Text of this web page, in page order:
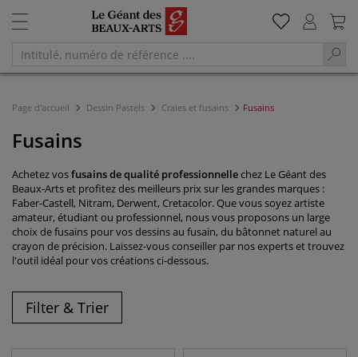
Page d'accueil Dessin Pastels Craies et fusains Fusains
Fusains
Achetez vosfusains de qualité professionnellechez Le Géant des
Beaux-Arts et profitez des meilleurs prix sur les grandes marques :
Faber-Castell, Nitram, Derwent, Cretacolor. Que vous soyez artiste
amateur, étudiant ou professionnel, nous vous proposons un large
choix de fusains pour vos dessins au fusain, du bâtonnet naturel au
crayon de précision. Laissez-vous conseiller par nos experts et trouvez
l'outil idéal pour vos créations ci-dessous.
Filter & Trier